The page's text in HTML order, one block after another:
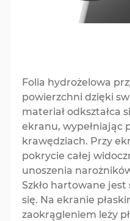
Folia hydrożelowa
powierzchni dzięki
materiał odkształca
ekranu, wypełniając
krawędziach. Przy
pokrycie całej
unoszenia
Szkło hartowane jest
się. Na ekranie
zaokrągleniem leży